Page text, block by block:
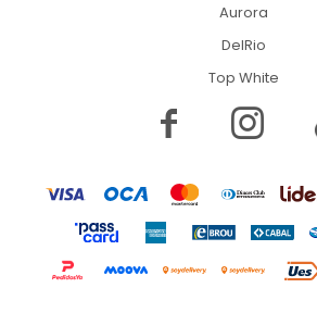
Aurora
DelRio
Top White
 